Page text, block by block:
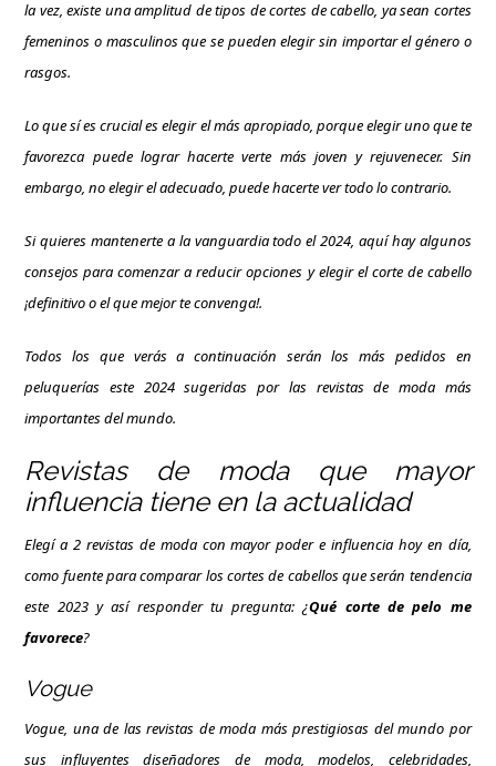
la vez, existe una amplitud de tipos de cortes de cabello, ya sean cortes
femeninos o masculinos que se pueden elegir sin importar el género o
rasgos.
Lo que sí es crucial es elegir el más apropiado, porque elegir uno que te
favorezca puede lograr hacerte verte más joven y rejuvenecer. Sin
embargo, no elegir el adecuado, puede hacerte ver todo lo contrario.
Si quieres mantenerte a la vanguardia todo el 2024, aquí hay algunos
consejos para comenzar a reducir opciones y elegir el corte de cabello
¡definitivo o el que mejor te convenga!.
Todos los que verás a continuación serán los más pedidos en
peluquerías este 2024 sugeridas por las revistas de moda más
importantes del mundo.
Revistas de moda que mayor
influencia tiene en la actualidad
Elegí a 2 revistas de moda con mayor poder e influencia hoy en día,
como fuente para comparar los cortes de cabellos que serán tendencia
este 2023 y así responder tu pregunta: ¿Qué corte de pelo me
favorece?
Vogue
Vogue, una de las revistas de moda más prestigiosas del mundo por
sus influyentes diseñadores de moda, modelos, celebridades,